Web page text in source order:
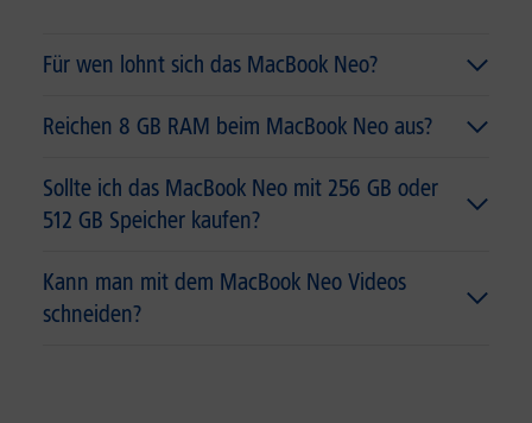
Für wen lohnt sich das MacBook Neo?
Reichen 8 GB RAM beim MacBook Neo aus?
Sollte ich das MacBook Neo mit 256 GB oder
512 GB Speicher kaufen?
Kann man mit dem MacBook Neo Videos
schneiden?